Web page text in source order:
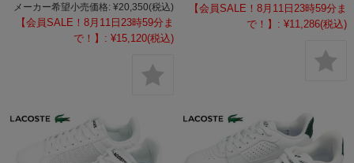
メーカー希望小売価格: ¥20,350(税込)
【会員SALE！8月11日23時59分ま
で！】: ¥15,120(税込)
【会員SALE！8月11日23時59分ま
で！】: ¥11,286(税込)